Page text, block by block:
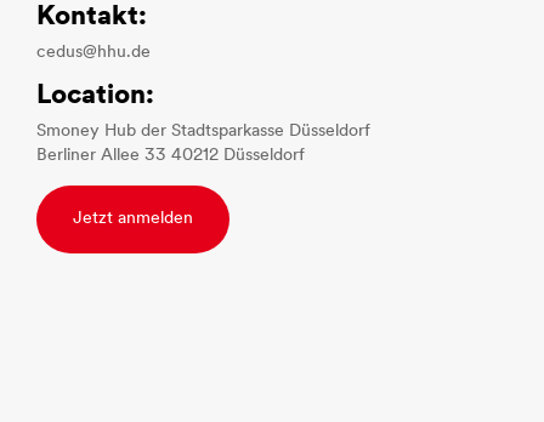
Kontakt:
cedus@hhu.de
Location:
Smoney Hub der Stadtsparkasse Düsseldorf
Berliner Allee 33 40212 Düsseldorf
Jetzt anmelden